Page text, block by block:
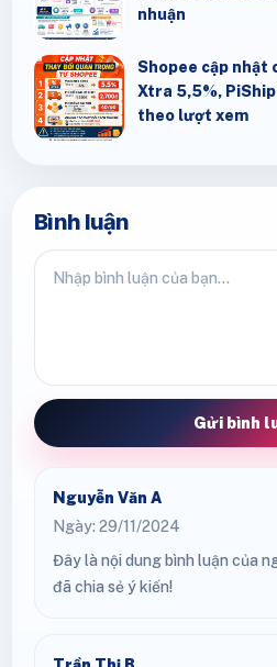
nhuận
Shopee cập nhật
Xtra 5,5%,
theo lượt xem
Bình luận
Gửi bình
Nguyễn Văn A
Ngày: 29/11/2024
Đây là nội dung bình luận của
đã chia sẻ ý kiến!